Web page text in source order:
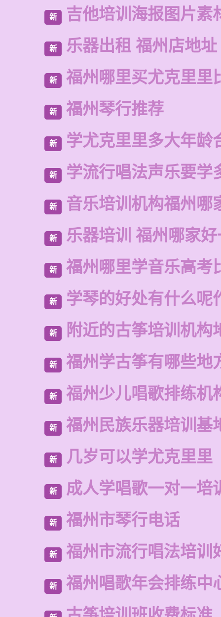
新 吉他培训海报图片素
新 乐器出租 福州店地址
新 福州哪里买尤克里里
新 福州琴行推荐
新 学尤克里里多大年龄
新 学流行唱法声乐要学
新 音乐培训机构福州哪
新 乐器培训 福州哪家
新 福州哪里学音乐高考
新 学琴的好处有什么呢
新 附近的古筝培训机构
新 福州学古筝有哪些地
新 福州少儿唱歌排练机
新 福州民族乐器培训基
新 几岁可以学尤克里里
新 成人学唱歌一对一培
新 福州市琴行电话
新 福州市流行唱法培训
新 福州唱歌年会排练中